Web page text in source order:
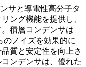
サと導電性高分子タ
ング機能を提供し、
積層コンデンサは
ノイズを効果的に
質と安定性を向上さ
ンデンサは、優れた